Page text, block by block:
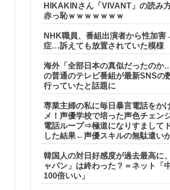
HIKAKINさん「VIVANT」の読み
赤っ恥ｗｗｗｗｗｗｗ
NHK職員、番組出演者から性加
症…訴えても放置されていた模様
海外「全部日本の真似だったのか
の普通のテレビ番組が最新SNSの
行っていたと話題に
専業主婦の私に毎日暴言電話をか
メ！声優学校で培った声色チェン
電話ループ⇒極道になりすまして
した結果←声優スキルの無駄遣い
るｗｗｗ
韓国人の対日好感度が過去最高に
ャパン」は終わった？＝ネット「
100倍いい」